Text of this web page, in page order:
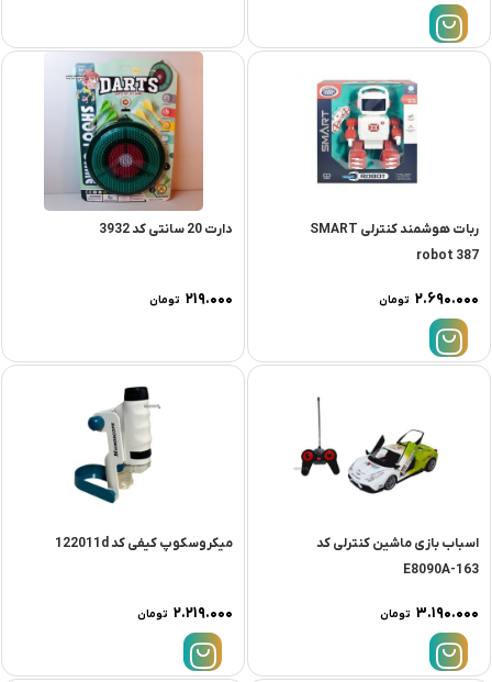
ربات هوشمند کنترلی SMART
robot 387
۲.۶۹۰.۰۰۰ تومان
دارت 20 سانتی کد 3932
۲۱۹.۰۰۰ تومان
اسباب بازی ماشین کنترلی کد
E8090A-163
۳.۱۹۰.۰۰۰ تومان
میکروسکوپ کیفی کد 122011d
۲.۲۱۹.۰۰۰ تومان